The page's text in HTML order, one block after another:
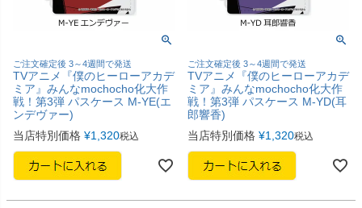
ご注文確定後 3～4週間で発送
TVアニメ『僕のヒーローアカデ
ミア』みんなmochocho化大作
戦！第3弾 パスケース M-YE(エ
ンデヴァー)
当店特別価格 ¥1,320税込
ご注文確定後 3～4週間で発送
TVアニメ『僕のヒーローアカデ
ミア』みんなmochocho化大作
戦！第3弾 パスケース M-YD(耳
郎響香)
当店特別価格 ¥1,320税込